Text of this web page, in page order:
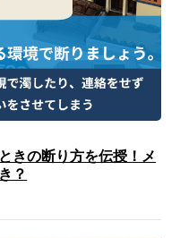
きの断り方を伝授！メ
？